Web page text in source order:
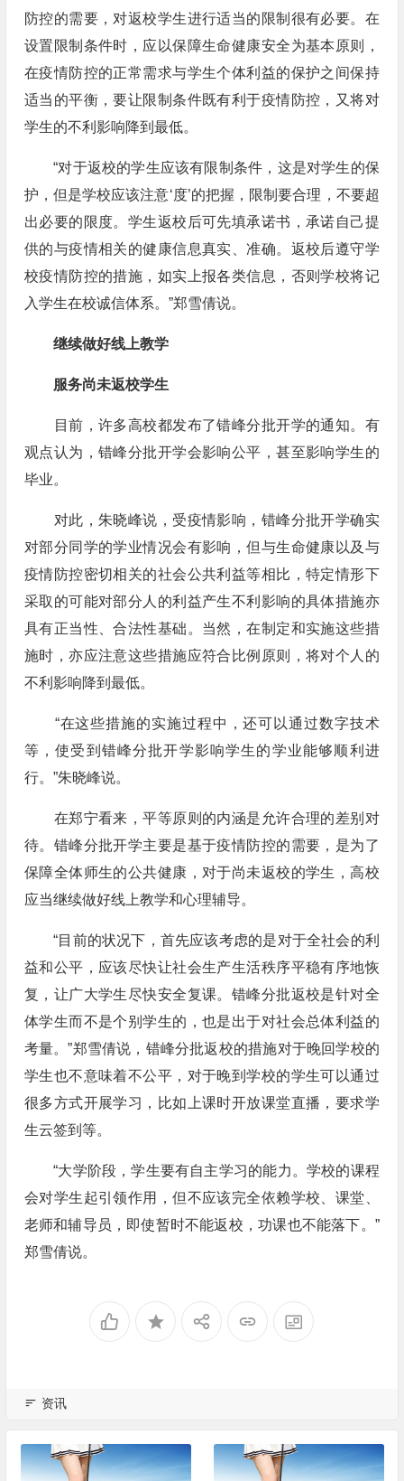
防控的需要，对返校学生进行适当的限制很有必要。在
设置限制条件时，应以保障生命健康安全为基本原则，
在疫情防控的正常需求与学生个体利益的保护之间保持
适当的平衡，要让限制条件既有利于疫情防控，又将对
学生的不利影响降到最低。
“对于返校的学生应该有限制条件，这是对学生的保
护，但是学校应该注意‘度’的把握，限制要合理，不要超
出必要的限度。学生返校后可先填承诺书，承诺自己提
供的与疫情相关的健康信息真实、准确。返校后遵守学
校疫情防控的措施，如实上报各类信息，否则学校将记
入学生在校诚信体系。”郑雪倩说。
继续做好线上教学
服务尚未返校学生
目前，许多高校都发布了错峰分批开学的通知。有
观点认为，错峰分批开学会影响公平，甚至影响学生的
毕业。
对此，朱晓峰说，受疫情影响，错峰分批开学确实
对部分同学的学业情况会有影响，但与生命健康以及与
疫情防控密切相关的社会公共利益等相比，特定情形下
采取的可能对部分人的利益产生不利影响的具体措施亦
具有正当性、合法性基础。当然，在制定和实施这些措
施时，亦应注意这些措施应符合比例原则，将对个人的
不利影响降到最低。
“在这些措施的实施过程中，还可以通过数字技术
等，使受到错峰分批开学影响学生的学业能够顺利进
行。”朱晓峰说。
在郑宁看来，平等原则的内涵是允许合理的差别对
待。错峰分批开学主要是基于疫情防控的需要，是为了
保障全体师生的公共健康，对于尚未返校的学生，高校
应当继续做好线上教学和心理辅导。
“目前的状况下，首先应该考虑的是对于全社会的利
益和公平，应该尽快让社会生产生活秩序平稳有序地恢
复，让广大学生尽快安全复课。错峰分批返校是针对全
体学生而不是个别学生的，也是出于对社会总体利益的
考量。”郑雪倩说，错峰分批返校的措施对于晚回学校的
学生也不意味着不公平，对于晚到学校的学生可以通过
很多方式开展学习，比如上课时开放课堂直播，要求学
生云签到等。
“大学阶段，学生要有自主学习的能力。学校的课程
会对学生起引领作用，但不应该完全依赖学校、课堂、
老师和辅导员，即使暂时不能返校，功课也不能落下。”
郑雪倩说。
资讯